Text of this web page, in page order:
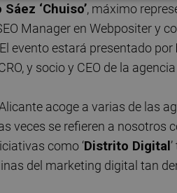
‘Chuiso’, máximo
Manager en Webpositer y
evento estará presentado por
y socio y CEO de la
acoge a varias de las
veces se refieren a nosotros
como ‘Distrito Digital
del marketing digital tan